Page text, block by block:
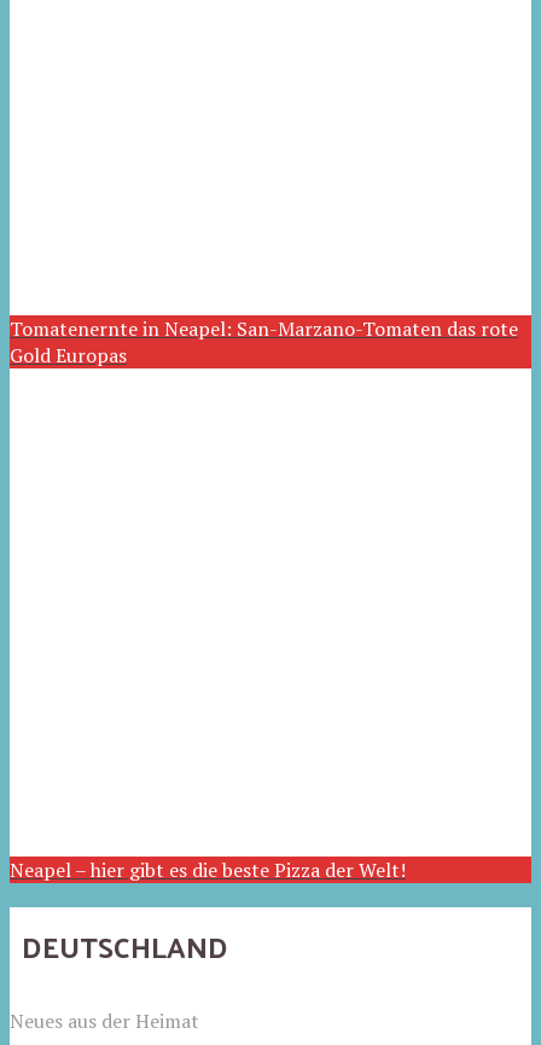
Tomatenernte in Neapel: San-Marzano-Tomaten das rote
Gold Europas
Neapel – hier gibt es die beste Pizza der Welt!
DEUTSCHLAND
Neues aus der Heimat